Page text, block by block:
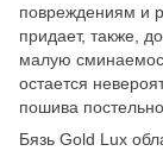
повреждениям и
придает, также,
малую
остается
пошива
Бязь Gold Lux